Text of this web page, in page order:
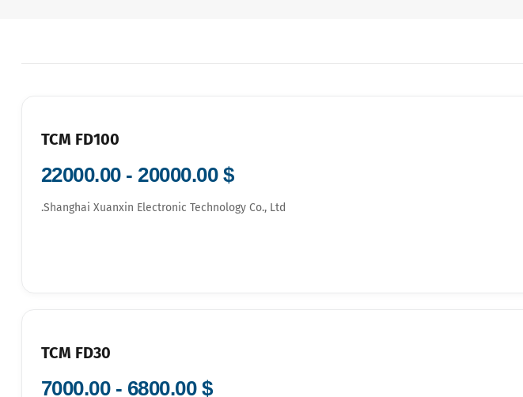
TCM FD100
$ 20000.00 - 22000.00
Shanghai Xuanxin Electronic Technology Co., Ltd.
TCM FD30
$ 6800.00 - 7000.00